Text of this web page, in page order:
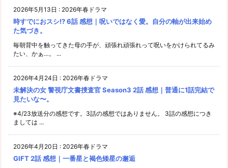
2026年5月13日 : 2026年春ドラマ
時すでにおスシ!? 6話 感想｜呪いではなく愛。自分の軸が出来始め
た気づき。
毎朝背中を触ってきた母の手が、頑張れ頑張れって呪いをかけられてるみ
たい、かぁ…。 ...
2026年4月24日 : 2026年春ドラマ
未解決の女 警視庁文書捜査官 Season3 2話 感想｜普通に1話完結で
見たいな〜。
※4/23放送分の感想です。3話の感想ではありません。 3話の感想につき
ましては ...
2026年4月20日 : 2026年春ドラマ
GIFT 2話 感想｜一番星と褐色矮星の邂逅